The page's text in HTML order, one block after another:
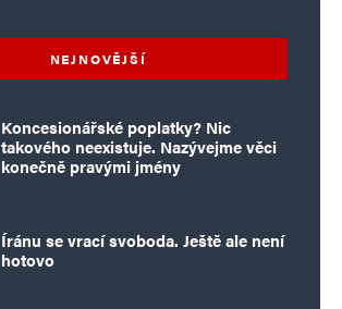
NEJNOVĚJŠÍ
Koncesionářské poplatky? Nic
takového neexistuje. Nazývejme věci
konečně pravými jmény
Íránu se vrací svoboda. Ještě ale není
hotovo